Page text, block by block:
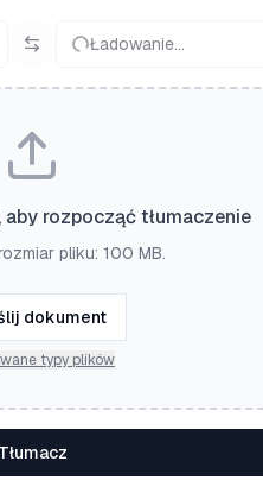
Ładowanie...
rozpocząć tłumaczenie
pliku: 100 MB.
dokument
typy plików
Tłumacz